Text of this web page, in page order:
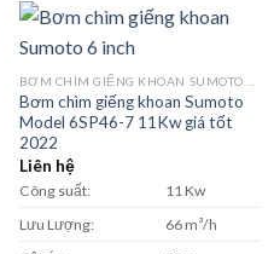
BƠM CHÌM GIẾNG KHOAN SUMOTO MODEL SP 6 INCH
Bơm chìm giếng khoan Sumoto
Model 6SP46-7 11Kw giá tốt
2022
Liên hệ
Công suất:
11 Kw
Lưu Lượng:
66 m³/h